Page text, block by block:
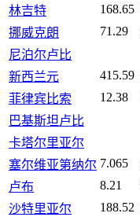
林吉特
168.65
挪威克朗
71.29
尼泊尔卢比
新西兰元
415.59
菲律宾比索
12.38
巴基斯坦卢比
卡塔尔里亚尔
塞尔维亚第纳尔 7.065
卢布
8.21
沙特里亚尔
188.52